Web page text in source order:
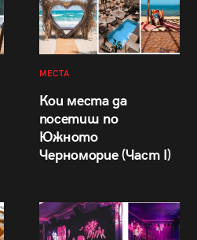
МЕСТА
Кои места да
посетиш по
Южното
Черноморие (Част I)